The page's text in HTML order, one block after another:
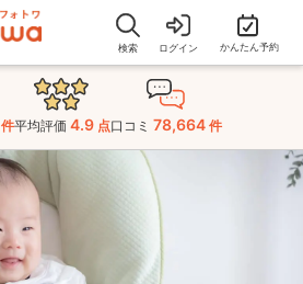
検索 ログイン かんたん予約
件平均評価 4.9 点口コミ 78,664 件